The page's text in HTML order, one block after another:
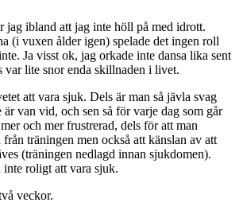
jag ibland att jag inte höll på med idrott.
(i vuxen ålder igen) spelade det ingen roll
Ja visst ok, jag orkade inte dansa lika sent
var lite snor enda skillnaden i livet.
att vara sjuk. Dels är man så jävla svag
van vid, och sen så för varje dag som går
och mer frustrerad, dels för att man
träningen men också att känslan av att
(träningen nedlagd innan sjukdomen).
roligt att vara sjuk.
veckor.